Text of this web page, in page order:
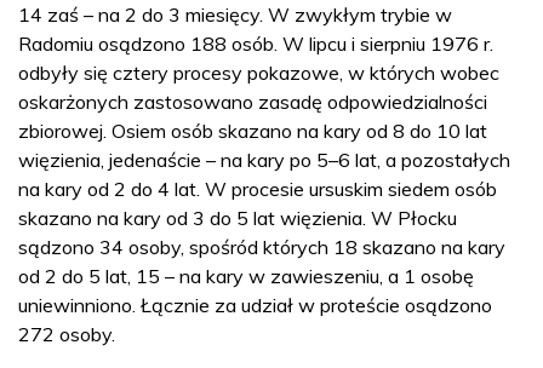
14 zaś – na 2 do 3 miesięcy. W zwykłym trybie w
Radomiu osądzono 188 osób. W lipcu i sierpniu 1976 r.
odbyły się cztery procesy pokazowe, w których wobec
oskarżonych zastosowano zasadę odpowiedzialności
zbiorowej. Osiem osób skazano na kary od 8 do 10 lat
więzienia, jedenaście – na kary po 5–6 lat, a pozostałych
na kary od 2 do 4 lat. W procesie ursuskim siedem osób
skazano na kary od 3 do 5 lat więzienia. W Płocku
sądzono 34 osoby, spośród których 18 skazano na kary
od 2 do 5 lat, 15 – na kary w zawieszeniu, a 1 osobę
uniewinniono. Łącznie za udział w proteście osądzono
272 osoby.